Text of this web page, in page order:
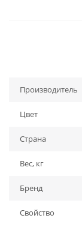
Производитель
Цвет
Страна
Вес, кг
Бренд
Свойство